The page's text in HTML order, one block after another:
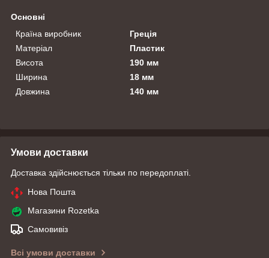
Основні
Країна виробник
Греція
Матеріал
Пластик
Висота
190 мм
Ширина
18 мм
Довжина
140 мм
Умови доставки
Доставка здійснюється тільки по передоплаті.
Нова Пошта
Магазини Rozetka
Самовивіз
Всі умови доставки